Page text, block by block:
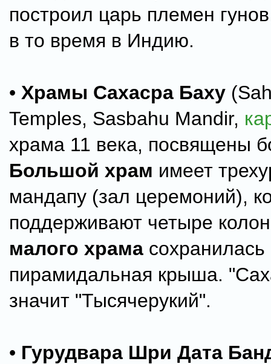
построил царь племен
в то время в Индию.
• Храмы Сахасра Баху
Temples, Sasbahu Mandir,
храма 11 века, посвящены
Большой храм имеет
мандапу (зал церемоний),
поддерживают четыре
малого храма сохранилась
пирамидальная крыша.
значит "Тысячерукий".
• Гурудвара Шри Дата